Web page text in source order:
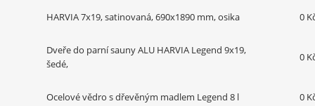
HARVIA 7x19, satinovaná, 690x1890 mm, osika 0
Dveře do parní sauny ALU HARVIA Legend 9x19,
šedé,
0
Ocelové vědro s dřevěným madlem Legend 8 l 0